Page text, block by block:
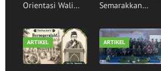
Orientasi Wali
Mewujudkan
Generasi Qurani
Semarakkan
Hidayatullah
Garut
ARTIKEL ARTIKEL